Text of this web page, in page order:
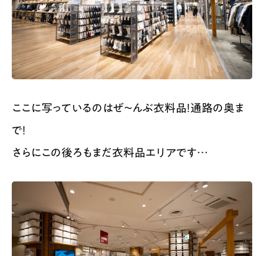
ここに写っているのはぜ〜んぶ衣料品！通路の奥ま
で！
さらにこの後ろもまだ衣料品エリアです…